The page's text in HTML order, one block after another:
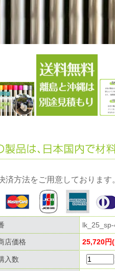
済方法をご用意しておりま
店価格 25,720円
入数